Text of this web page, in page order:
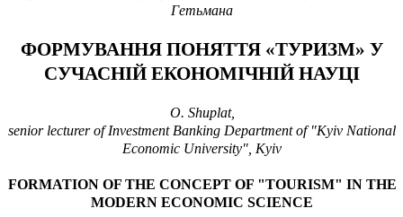
Гетьмана
ФОРМУВАННЯ ПОНЯТТЯ «ТУРИЗМ» У
СУЧАСНІЙ ЕКОНОМІЧНІЙ НАУЦІ
O. Shuplat,
senior lecturer of Investment Banking Department of "Kyiv National
Economic University", Kyiv
FORMATION OF THE CONCEPT OF "TOURISM" IN THE
MODERN ECONOMIC SCIENCE